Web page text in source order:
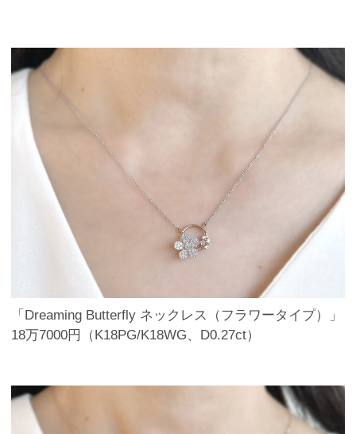
「Dreaming Butterfly ネックレス（フラワータイプ）」
18万7000円（K18PG/K18WG、D0.27ct）